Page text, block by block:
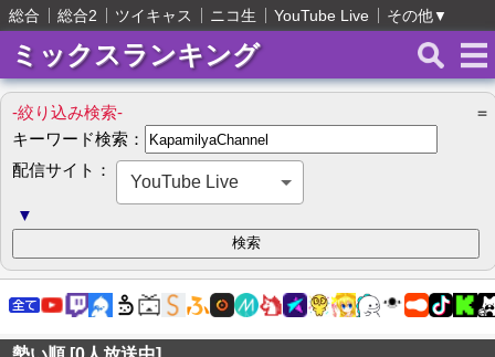
総合 総合2 ツイキャス ニコ生 YouTube Live その他▼
ミックスランキング
-絞り込み検索-
＝
キーワード検索：
配信サイト：
YouTube Live
▼